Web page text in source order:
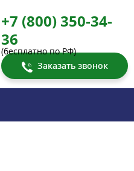
+7 (800) 350-34-
36
(бесплатно по РФ)
Заказать звонок